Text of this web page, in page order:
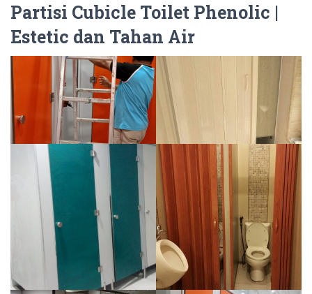
Partisi Cubicle Toilet Phenolic |
Estetic dan Tahan Air